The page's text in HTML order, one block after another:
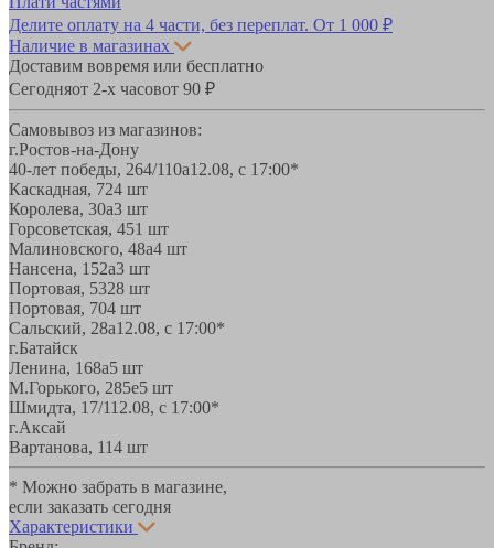
Делите оплату на 4 части, без переплат. От 1 000 ₽
Наличие в магазинах
Доставим вовремя или бесплатно
Сегодняот 2-х часовот 90 ₽
Самовывоз из магазинов:
г.Ростов-на-Дону
40-лет победы, 264/110а12.08, с 17:00*
Каскадная, 724 шт
Королева, 30а3 шт
Горсоветская, 451 шт
Малиновского, 48а4 шт
Нансена, 152а3 шт
Портовая, 5328 шт
Портовая, 704 шт
Сальский, 28a12.08, с 17:00*
г.Батайск
Ленина, 168а5 шт
М.Горького, 285е5 шт
Шмидта, 17/112.08, с 17:00*
г.Аксай
Вартанова, 114 шт
* Можно забрать в магазине,
если заказать сегодня
Характеристики